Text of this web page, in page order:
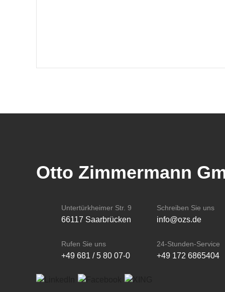
Otto Zimmermann
Untertürkheimer Str. 9
66117 Saarbrücken
Schreiben Sie uns
info@ozs.de
Rufen Sie uns
+49 681 / 5 80 07-0
24-Stunden-Service
+49 172 6865404